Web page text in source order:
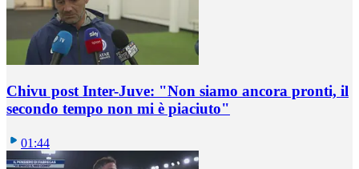
Chivu post Inter-Juve: "Non siamo ancora pronti, il
secondo tempo non mi è piaciuto"
01:44